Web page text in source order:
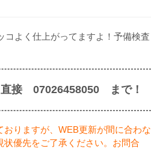
コよく仕上がってますよ！予備検査
直接 07026458050 まで！
りますが、WEB更新が間に合わな
優先をご了承ください。お問合